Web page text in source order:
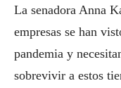
La senadora Anna
empresas se han
pandemia y
sobrevivir a estos